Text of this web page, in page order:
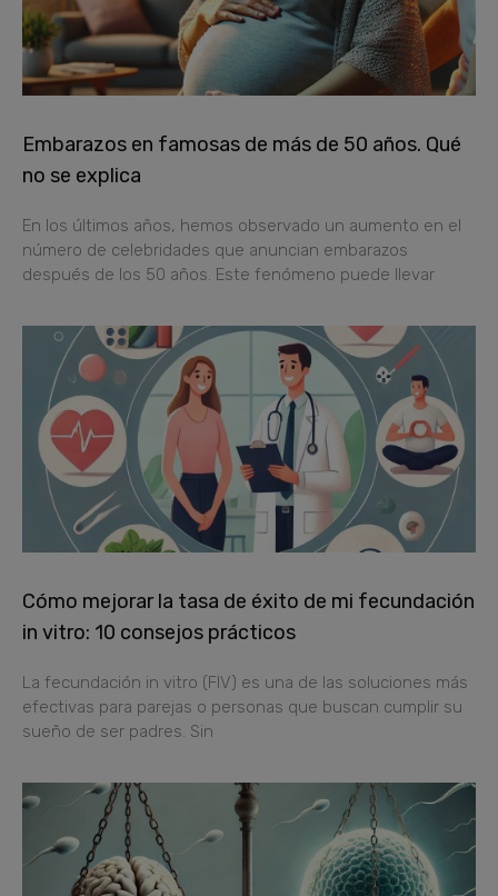
Embarazos en famosas de más de 50 años. Qué
no se explica
En los últimos años, hemos observado un aumento en el
número de celebridades que anuncian embarazos
después de los 50 años. Este fenómeno puede llevar
Cómo mejorar la tasa de éxito de mi fecundación
in vitro: 10 consejos prácticos
La fecundación in vitro (FIV) es una de las soluciones más
efectivas para parejas o personas que buscan cumplir su
sueño de ser padres. Sin